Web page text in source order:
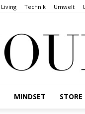
Living Technik Umwelt
MINDSET STORE